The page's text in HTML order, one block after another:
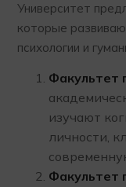
Университет
которые
психологии и
Факультет
изучают
личности,
Факультет